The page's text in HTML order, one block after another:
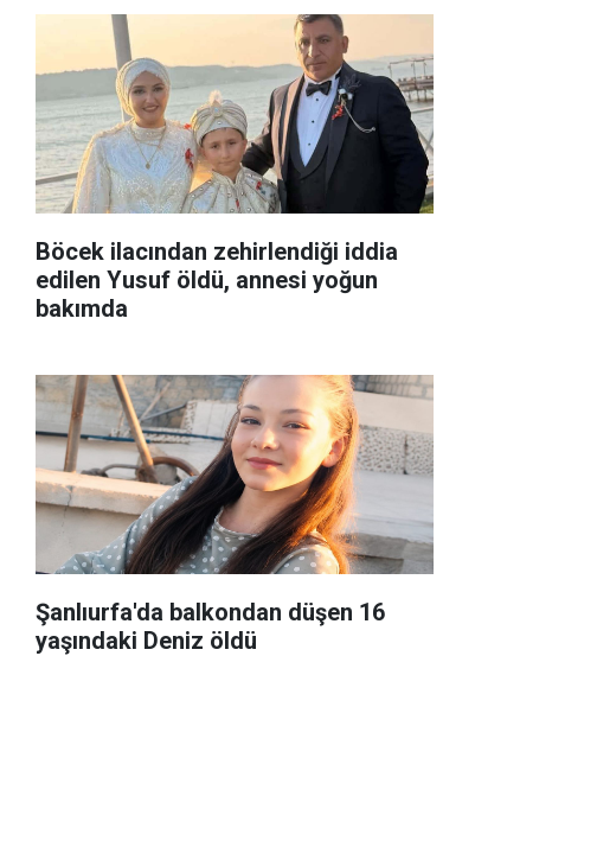
Böcek ilacından zehirlendiği iddia
edilen Yusuf öldü, annesi yoğun
bakımda
Şanlıurfa'da balkondan düşen 16
yaşındaki Deniz öldü